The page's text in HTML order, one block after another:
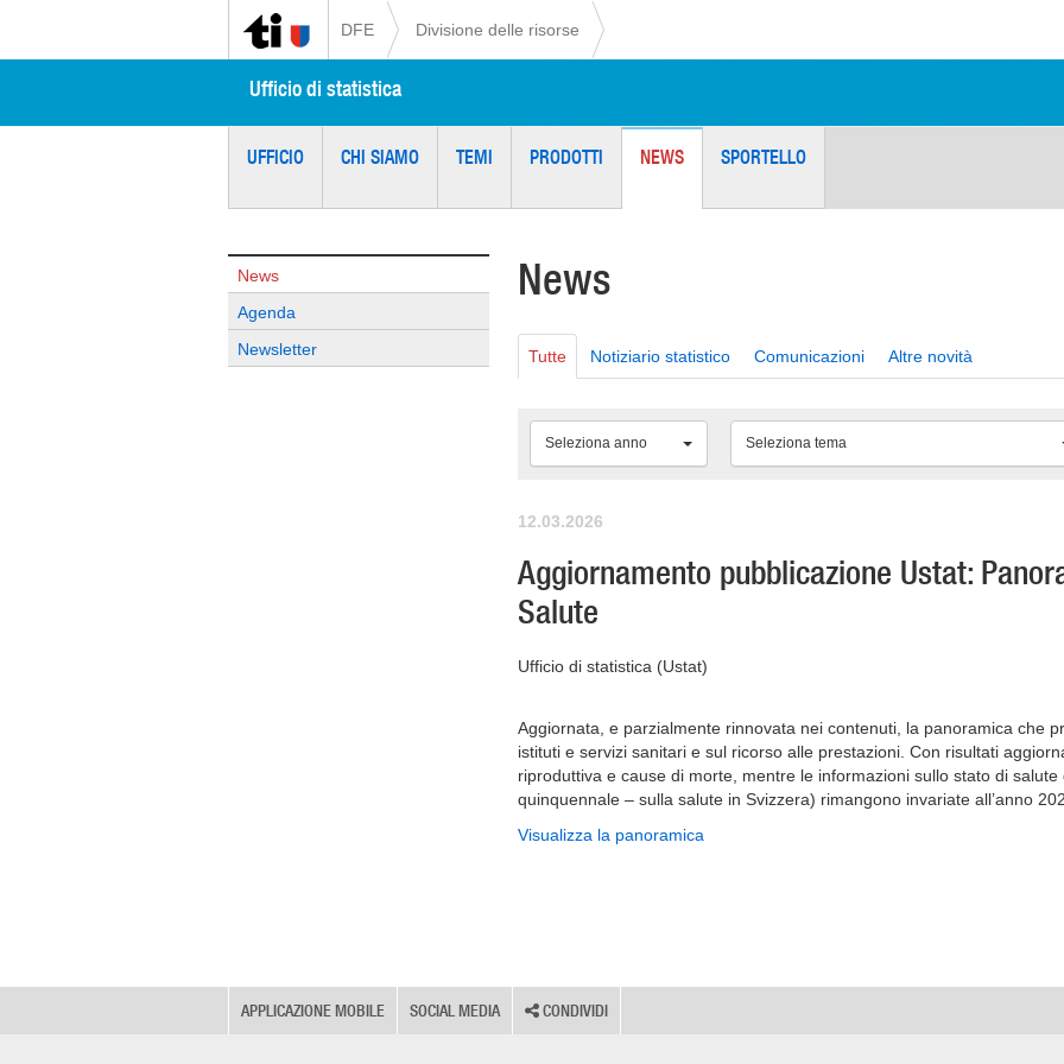
DFE Divisione delle risorse
Ufficio di statistica
UFFICIO CHI SIAMO TEMI PRODOTTI NEWS SPORTELLO
News
Agenda
Newsletter
News
Tutte Notiziario statistico Comunicazioni Altre novità
Seleziona anno Seleziona tema
12.03.2026
Aggiornamento pubblicazione Ustat:
Salute
Ufficio di statistica (Ustat)
Aggiornata, e parzialmente rinnovata nei contenuti, la panoramica che
istituti e servizi sanitari e sul ricorso alle prestazioni. Con risultati
riproduttiva e cause di morte, mentre le informazioni sullo stato di salute
quinquennale – sulla salute in Svizzera) rimangono invariate all’anno
Visualizza la panoramica
APPLICAZIONE MOBILE SOCIAL MEDIA CONDIVIDI